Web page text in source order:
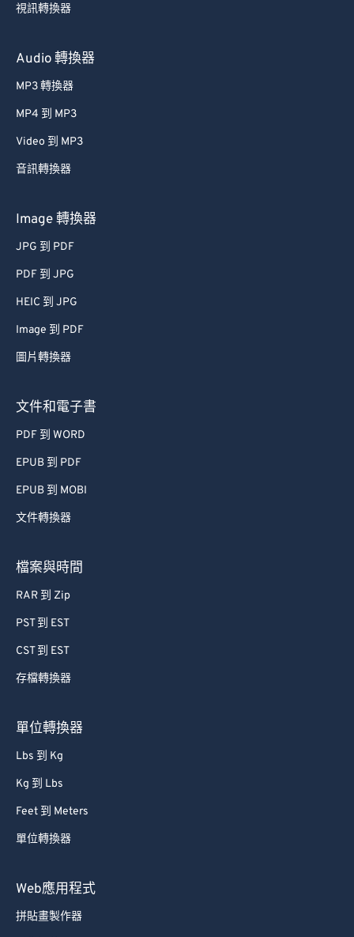
視訊轉換器
Audio 轉換器
MP3 轉換器
MP4 到 MP3
Video 到 MP3
音訊轉換器
Image 轉換器
JPG 到 PDF
PDF 到 JPG
HEIC 到 JPG
Image 到 PDF
圖片轉換器
文件和電子書
PDF 到 WORD
EPUB 到 PDF
EPUB 到 MOBI
文件轉換器
檔案與時間
RAR 到 Zip
PST 到 EST
CST 到 EST
存檔轉換器
單位轉換器
Lbs 到 Kg
Kg 到 Lbs
Feet 到 Meters
單位轉換器
Web應用程式
拼貼畫製作器